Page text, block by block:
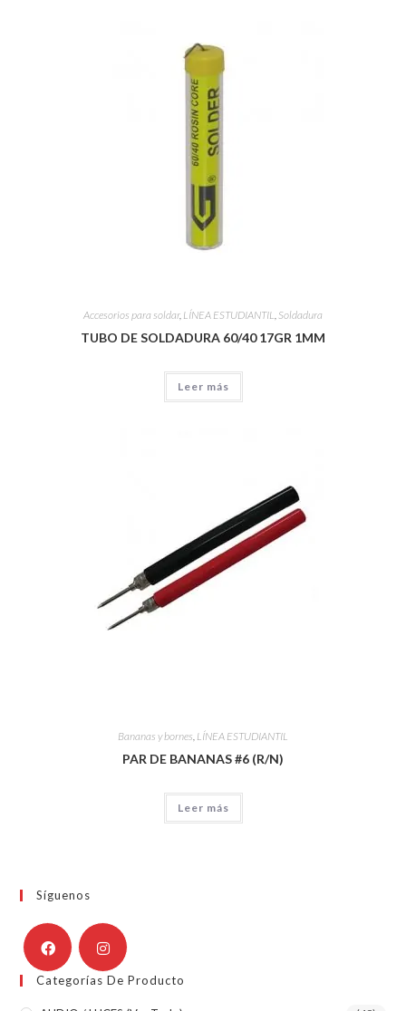
Accesorios para soldar, LÍNEA ESTUDIANTIL Soldadura
TUBO DE SOLDADURA 60/40 17GR 1MM
Leer más
Bananas y bornes, LÍNEA ESTUDIANTIL
PAR DE BANANAS #6 (R/N)
Leer más
Síguenos
Categorías De Producto